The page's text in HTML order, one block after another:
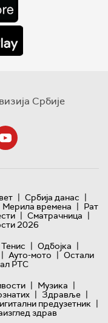
Србије
| Србија данас |
Мерила времена | Рат
| Сматрачница |
2026
Тенис | Одбојка |
| Ауто-мото | Остали
РТС
| Музика |
| Здравље |
предузетник |
здрав